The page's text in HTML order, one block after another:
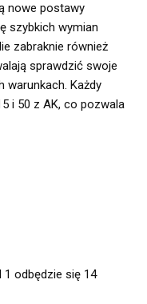
nowe postawy
szybkich wymian
zabraknie również
sprawdzić swoje
warunkach. Każdy
i 50 z AK, co pozwala
odbędzie się 14